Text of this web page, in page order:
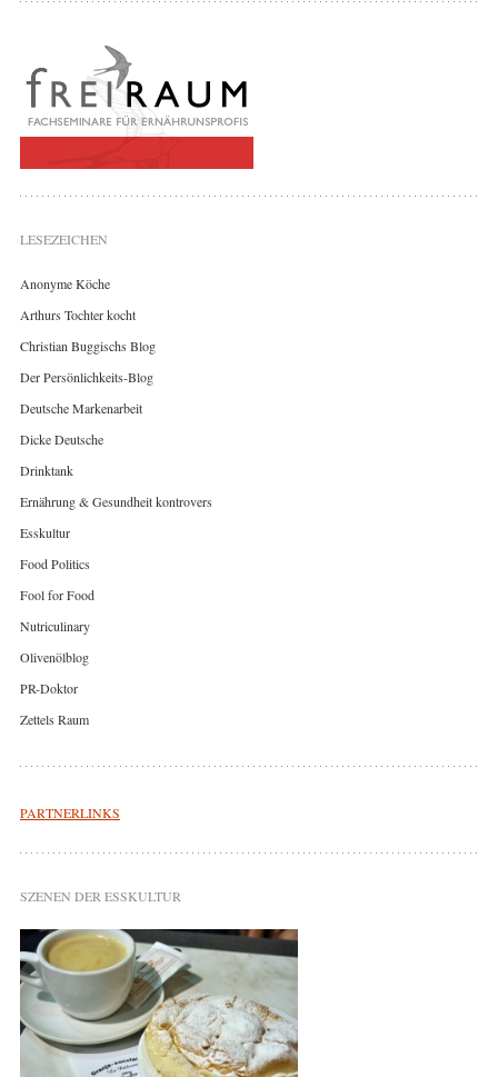
LESEZEICHEN
Anonyme Köche
Arthurs Tochter kocht
Christian Buggischs Blog
Der Persönlichkeits-Blog
Deutsche Markenarbeit
Dicke Deutsche
Drinktank
Ernährung & Gesundheit kontrovers
Esskultur
Food Politics
Fool for Food
Nutriculinary
Olivenölblog
PR-Doktor
Zettels Raum
PARTNERLINKS
SZENEN DER ESSKULTUR